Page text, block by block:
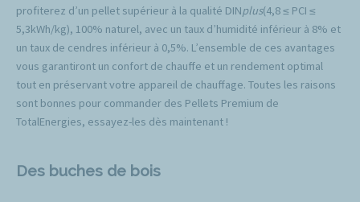
profiterez d’un pellet supérieur à la qualité DINplus(4,8 ≤ PCI ≤
5,3kWh/kg), 100% naturel, avec un taux d’humidité inférieur à 8% et
un taux de cendres inférieur à 0,5%. L’ensemble de ces avantages
vous garantiront un confort de chauffe et un rendement optimal
tout en préservant votre appareil de chauffage. Toutes les raisons
sont bonnes pour commander des Pellets Premium de
TotalEnergies, essayez-les dès maintenant !
Des buches de bois